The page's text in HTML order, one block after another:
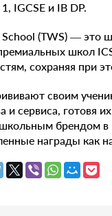
IGCSE и IB DP.
(TWS) — это
школ
сохраняя при
своим
и сервиса, готовя
брендом в
награды как